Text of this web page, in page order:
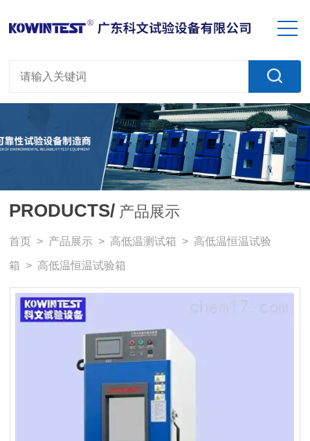
PRODUCTS/ 产品展示
首页 > 产品展示 >高低温测试箱 >高低温恒温试验
箱 > 高低温恒温试验箱